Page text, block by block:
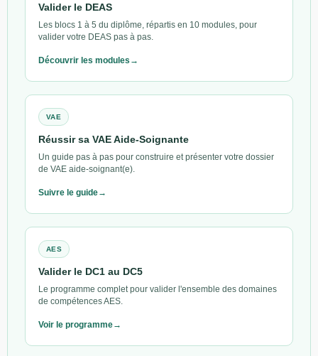
Valider le DEAS
Les blocs 1 à 5 du diplôme, répartis en 10 modules, pour
valider votre DEAS pas à pas.
Découvrir les modules
VAE
Réussir sa VAE Aide-Soignante
Un guide pas à pas pour construire et présenter votre dossier
de VAE aide-soignant(e).
Suivre le guide
AES
Valider le DC1 au DC5
Le programme complet pour valider l'ensemble des domaines
de compétences AES.
Voir le programme